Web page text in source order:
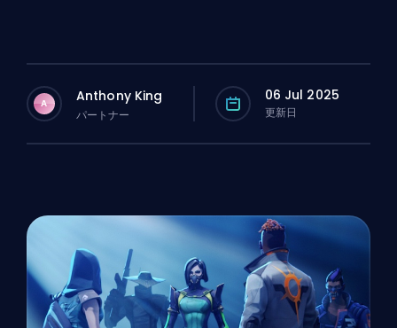
A Anthony King
パートナー
06 Jul 2025
更新日